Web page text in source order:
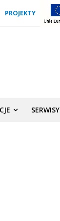
PROJEKTY
SERWISY